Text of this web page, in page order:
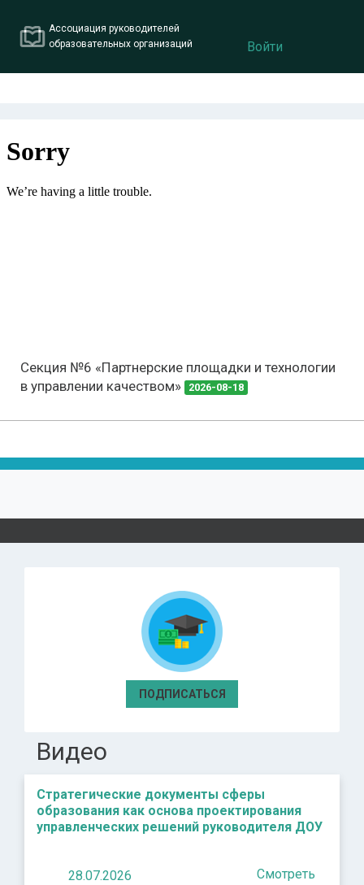
Ассоциация руководителей
образовательных организаций
Войти
Секция №6 «Партнерские площадки и технологии
в управлении качеством»
2026-08-18
ПОДПИСАТЬСЯ
Видео
Стратегические документы сферы
образования как основа проектирования
управленческих решений руководителя ДОУ
28.07.2026 Смотреть